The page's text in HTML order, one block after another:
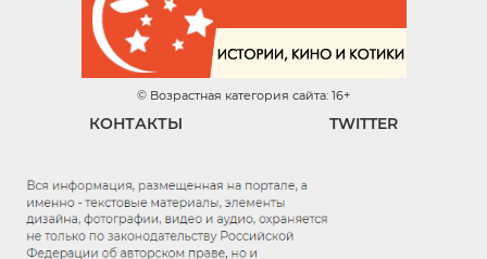
© Возрастная категория сайта: 16+
КОНТАКТЫ TWITTER